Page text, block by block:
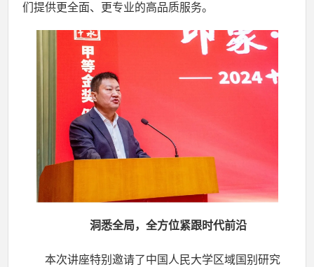
们提供更全面、更专业的高品质服务。
洞悉全局，全方位紧跟时代前沿
本次讲座特别邀请了中国人民大学区域国别研究